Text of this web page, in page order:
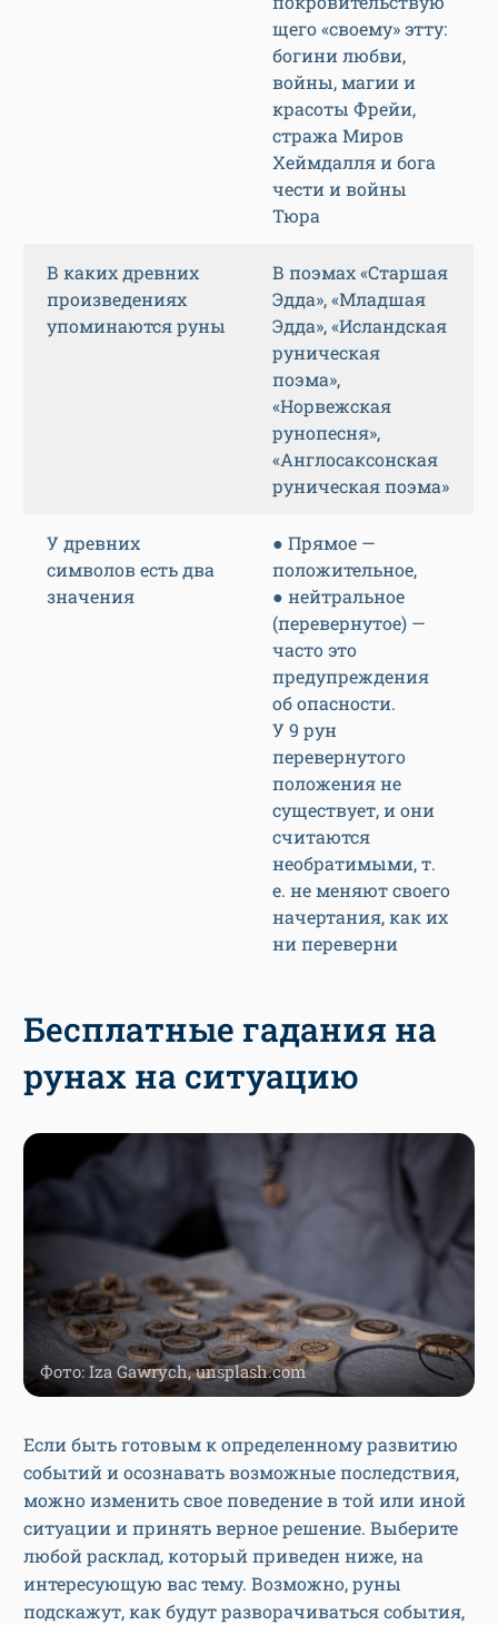
щего «своему» этту:
богини любви,
войны, магии и
красоты Фрейи,
стража Миров
Хеймдалля и бога
чести и войны
Тюра
В каких древних
произведениях
упоминаются руны
В поэмах «Старшая
Эдда», «Младшая
Эдда», «Исландская
руническая
поэма»,
«Норвежская
рунопесня»,
«Англосаксонская
руническая поэма»
У древних
символов есть два
значения
● Прямое —
положительное,
● нейтральное
(перевернутое) —
часто это
предупреждения
об опасности.
У 9 рун
перевернутого
положения не
существует, и они
считаются
необратимыми, т.
е. не меняют своего
начертания, как их
ни переверни
Бесплатные гадания на
рунах на ситуацию
Фото: Iza Gawrych, unsplash.com
Если быть готовым к определенному развитию
событий и осознавать возможные последствия,
можно изменить свое поведение в той или иной
ситуации и принять верное решение. Выберите
любой расклад, который приведен ниже, на
интересующую вас тему. Возможно, руны
подскажут, как будут разворачиваться события,